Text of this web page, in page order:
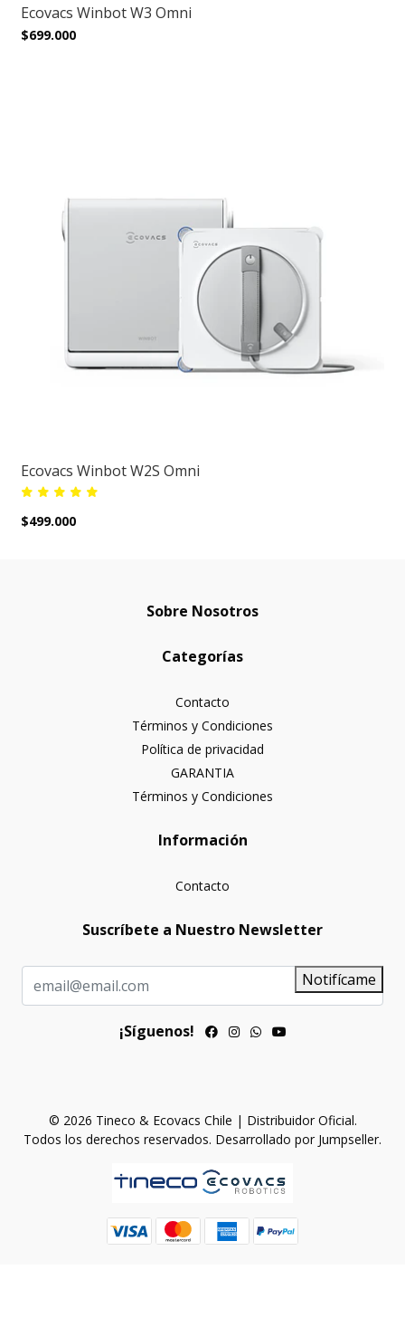
Ecovacs Winbot W3 Omni
$699.000
Ecovacs Winbot W2S Omni
$499.000
Sobre Nosotros
Categorías
Contacto
Términos y Condiciones
Política de privacidad
GARANTIA
Términos y Condiciones
Información
Contacto
Suscríbete a Nuestro Newsletter
Notifícame
¡Síguenos!
© 2026 Tineco & Ecovacs Chile | Distribuidor Oficial.
Todos los derechos reservados. Desarrollado por Jumpseller.